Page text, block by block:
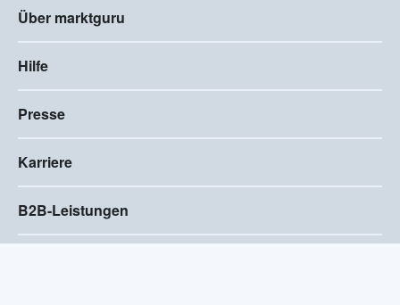
Über marktguru
Hilfe
Presse
Karriere
B2B-Leistungen